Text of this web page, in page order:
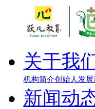
关于我
机构简介创始人 发
新闻动